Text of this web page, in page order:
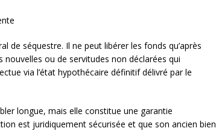
de séquestre. Il ne peut libérer les fonds qu’après
nouvelles ou de servitudes non déclarées qui
via l’état hypothécaire définitif délivré par le
longue, mais elle constitue une garantie
est juridiquement sécurisée et que son ancien bien